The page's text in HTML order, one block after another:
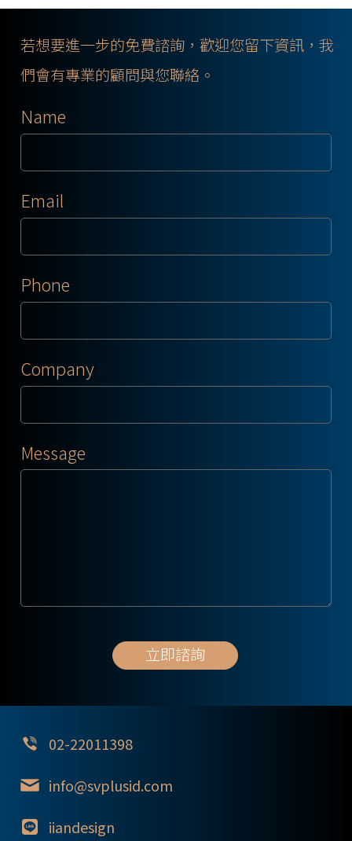
若想要進一步的免費諮詢，歡迎您留下資訊，我
們會有專業的顧問與您聯絡。
Name
Email
Phone
Company
Message
02-22011398
info@svplusid.com
iiandesign